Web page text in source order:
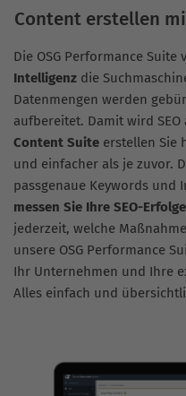
Content erstellen
Die OSG Performance
Intelligenz die
Datenmengen werden
aufbereitet. Damit wird
Content Suite erstellen Sie
und einfacher als je zuvor.
passgenaue Keywords und
messen Sie Ihre SEO-
jederzeit, welche
unsere OSG Performance
Ihr Unternehmen und Ihre
Alles einfach und